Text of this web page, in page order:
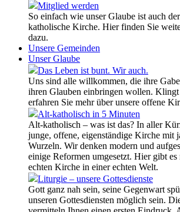
Mitglied werden
So einfach wie unser Glaube ist auch
katholische Kirche. Hier finden Sie
dazu.
Unsere Gemeinden
Unser Glaube
Das Leben ist bunt. Wir auch.
Uns sind alle willkommen, die ihre
ihren Glauben einbringen wollen.
erfahren Sie mehr über unsere offene
Alt-katholisch in 5 Minuten
Alt-katholisch – was ist das? In aller
junge, offene, eigenständige Kirche mit
Wurzeln. Wir denken modern und
einige Reformen umgesetzt. Hier gibt
echten Kirche in einer echten Welt.
Liturgie – unsere Gottesdienste
Gott ganz nah sein, seine Gegenwart
unseren Gottesdiensten möglich sein.